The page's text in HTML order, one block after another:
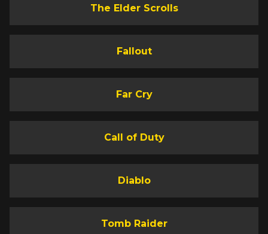
The Elder Scrolls
Fallout
Far Cry
Call of Duty
Diablo
Tomb Raider